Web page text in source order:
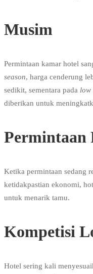
Musim
Permintaan kamar hotel
season, harga cenderung
sedikit, sementara pada low
diberikan untuk
Permintaan
Ketika permintaan sedang
ketidakpastian ekonomi,
untuk menarik tamu.
Kompetisi
Hotel sering kali